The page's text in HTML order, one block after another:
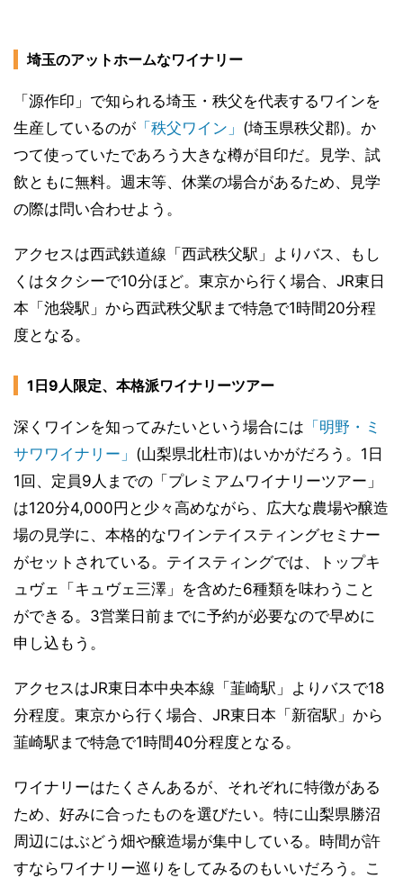
埼玉のアットホームなワイナリー
「源作印」で知られる埼玉・秩父を代表するワインを
生産しているのが 「秩父ワイン」 (埼玉県秩父郡)。か
つて使っていたであろう大きな樽が目印だ。見学、試
飲ともに無料。週末等、休業の場合があるため、見学
の際は問い合わせよう。
アクセスは西武鉄道線「西武秩父駅」よりバス、もし
くはタクシーで10分ほど。東京から行く場合、JR東日
本「池袋駅」から西武秩父駅まで特急で1時間20分程
度となる。
1日9人限定、本格派ワイナリーツアー
深くワインを知ってみたいという場合には 「明野・ミ
サワワイナリー」 (山梨県北杜市)はいかがだろう。1日
1回、定員9人までの「プレミアムワイナリーツアー」
は120分4,000円と少々高めながら、広大な農場や醸造
場の見学に、本格的なワインテイスティングセミナー
がセットされている。テイスティングでは、トップキ
ュヴェ「キュヴェ三澤」を含めた6種類を味わうこと
ができる。3営業日前までに予約が必要なので早めに
申し込もう。
アクセスはJR東日本中央本線「韮崎駅」よりバスで18
分程度。東京から行く場合、JR東日本「新宿駅」から
韮崎駅まで特急で1時間40分程度となる。
ワイナリーはたくさんあるが、それぞれに特徴がある
ため、好みに合ったものを選びたい。特に山梨県勝沼
周辺にはぶどう畑や醸造場が集中している。時間が許
すならワイナリー巡りをしてみるのもいいだろう。こ